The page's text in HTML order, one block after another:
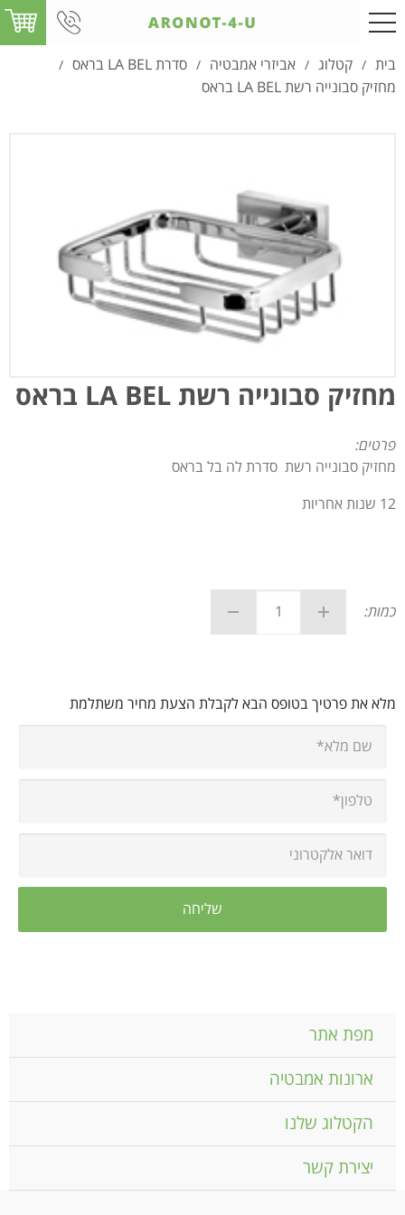
בית / קטלוג / אביזרי אמבטיה / סדרת LA BEL בראס /
מחזיק סבונייה רשת LA BEL בראס
מחזיק סבונייה רשת LA BEL בראס
פרטים:
מחזיק סבונייה רשת סדרת לה בל בראס
12 שנות אחריות
כמות:
מלא את פרטיך בטופס הבא לקבלת הצעת מחיר משתלמת
מפת אתר
ארונות אמבטיה
הקטלוג שלנו
יצירת קשר